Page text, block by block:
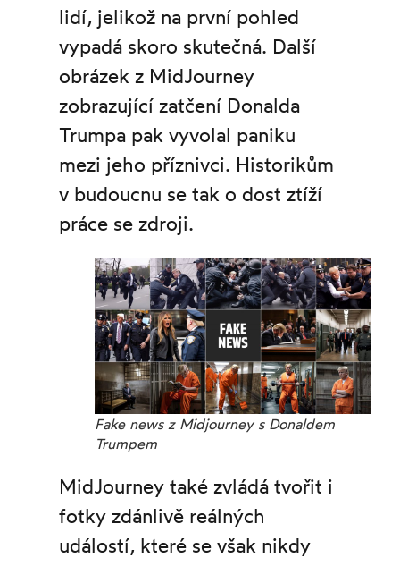
lidí, jelikož na první pohled
vypadá skoro skutečná. Další
obrázek z MidJourney
zobrazující zatčení Donalda
Trumpa pak vyvolal paniku
mezi jeho příznivci. Historikům
v budoucnu se tak o dost ztíží
práce se zdroji.
Fake news z Midjourney s Donaldem
Trumpem
MidJourney také zvládá tvořit i
fotky zdánlivě reálných
událostí, které se však nikdy